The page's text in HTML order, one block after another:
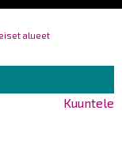
alueet
Kuuntele